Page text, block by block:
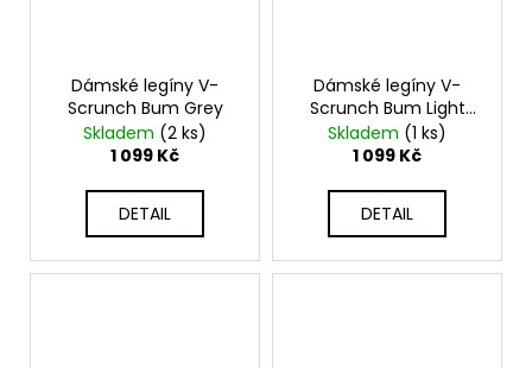
Dámské legíny V-
Scrunch Bum Grey
Skladem (2 ks)
1 099 Kč
DETAIL
Dámské legíny V-
Scrunch Bum Light
Blue
Skladem (1 ks)
1 099 Kč
DETAIL